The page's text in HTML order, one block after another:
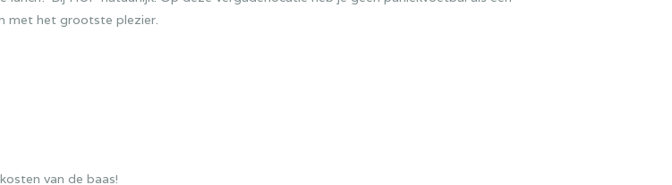
met het grootste plezier.
van de baas!